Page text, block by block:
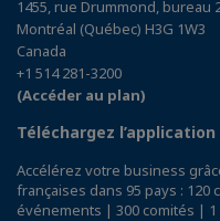
1455, rue Drummond, bureau
Montréal (Québec) H3G 1W3
Canada
+1 514 281-3200
(Accéder au plan)
Téléchargez l’application
Accélérez votre business
françaises dans 95 pays :
événements | 300 comités |